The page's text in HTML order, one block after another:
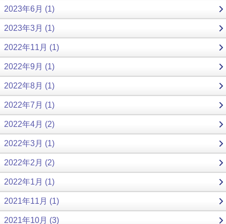
2023年6月 (1)
2023年3月 (1)
2022年11月 (1)
2022年9月 (1)
2022年8月 (1)
2022年7月 (1)
2022年4月 (2)
2022年3月 (1)
2022年2月 (2)
2022年1月 (1)
2021年11月 (1)
2021年10月 (3)